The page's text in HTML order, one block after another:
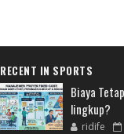
RECENT IN SPORTS
Biaya
lingkup?
ridife